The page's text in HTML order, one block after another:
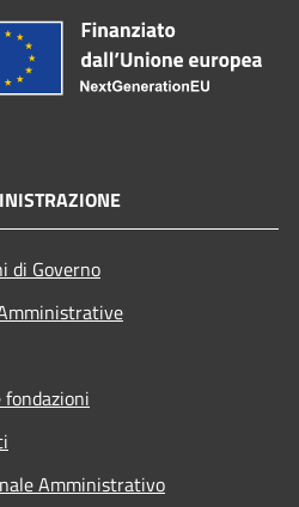
di Governo
fondazioni
Amministrativo